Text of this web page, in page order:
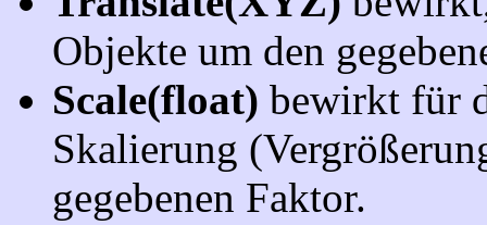
Objekte um den
Scale(float) bewirkt für
Skalierung
gegebenen Faktor.